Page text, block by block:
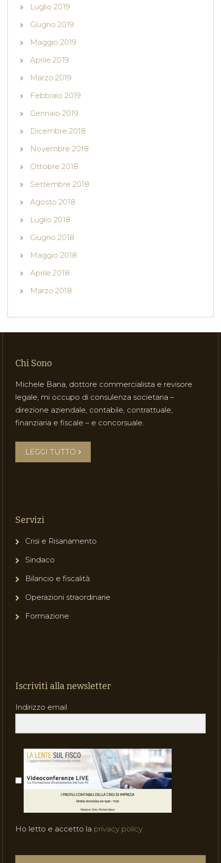
Luglio 2019
Giugno 2019
Maggio 2019
Aprile 2019
Marzo 2019
Febbraio 2019
Gennaio 2019
Dicembre 2018
Novembre 2018
Ottobre 2018
Settembre 2018
Agosto 2018
Luglio 2018
Giugno 2018
Maggio 2018
Aprile 2018
Marzo 2018
Chi Sono
Michele Bana, dottore commercialista e revisore
legale, mi occupo di consulenza societaria –
direzione aziendale, contabile, contrattuale,
finanziaria e fiscale – e concorsuale.
LEGGI TUTTO
Servizi
Crisi e Risanamento
Sindaco
Bilancio e fiscalità
Operazioni straordinarie
Formazione
Iscriviti alla newsletter
Indirizzo email
Ho letto e accetto la privacy policy